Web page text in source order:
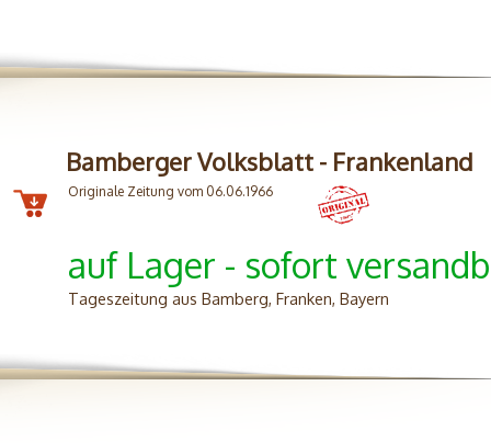
Bamberger Volksblatt - Frankenland
Originale Zeitung vom 06.06.1966
auf Lager - sofort
Tageszeitung aus Bamberg, Franken, Bayern